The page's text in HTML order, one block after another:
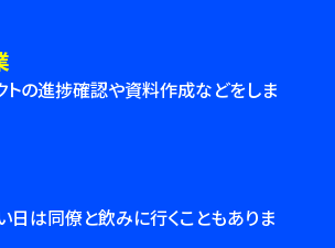
トの進捗確認や資料作成などをしま
日は同僚と飲みに行くこともありま